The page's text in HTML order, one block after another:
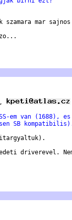
szamara mar
em van (1688), es
SB
driverevel.